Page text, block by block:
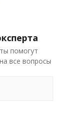
помогут
все вопросы